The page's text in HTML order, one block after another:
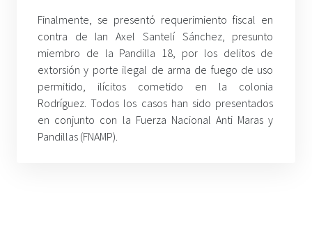
Finalmente, se presentó requerimiento fiscal en
contra de Ian Axel Santelí Sánchez, presunto
miembro de la Pandilla 18, por los delitos de
extorsión y porte ilegal de arma de fuego de uso
permitido, ilícitos cometido en la colonia
Rodríguez. Todos los casos han sido presentados
en conjunto con la Fuerza Nacional Anti Maras y
Pandillas (FNAMP).